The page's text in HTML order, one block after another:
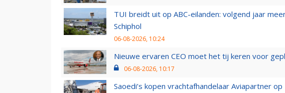
TUI breidt uit op ABC-eilanden: volgend jaar
Schiphol
06-08-2026, 10:24
Nieuwe ervaren CEO moet het tij keren voor
06-08-2026, 10:17
Saoedi’s kopen vrachtafhandelaar Aviapartner